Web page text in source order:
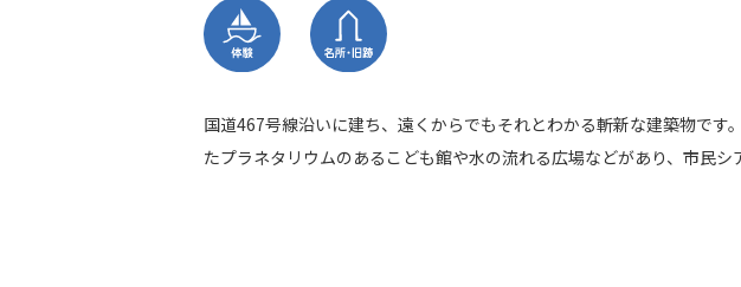
国道467号線沿いに建ち、遠くからでもそれとわかる斬新な建築物で
たプラネタリウムのあるこども館や水の流れる広場などがあり、市民